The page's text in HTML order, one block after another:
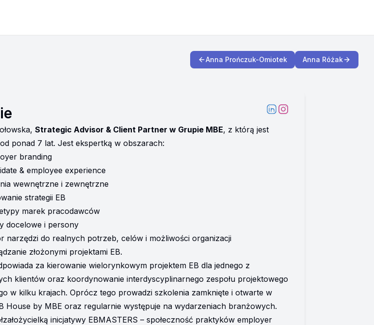
Anna Prończuk-Omiotek Anna Różak
Strategic Advisor & Client Partner w Grupie MBE, z którą jest
ponad 7 lat. Jest ekspertką w obszarach:
branding
& employee experience
wewnętrzne i zewnętrzne
strategii EB
marek pracodawców
docelowe i persony
narzędzi do realnych potrzeb, celów i możliwości organizacji
złożonymi projektami EB.
za kierowanie wielorynkowym projektem EB dla jednego z
klientów oraz koordynowanie interdyscyplinarnego zespołu projektowego
w kilku krajach. Oprócz tego prowadzi szkolenia zamknięte i otwarte w
House by MBE oraz regularnie występuje na wydarzeniach branżowych.
inicjatywy EBMASTERS – społeczność praktyków employer